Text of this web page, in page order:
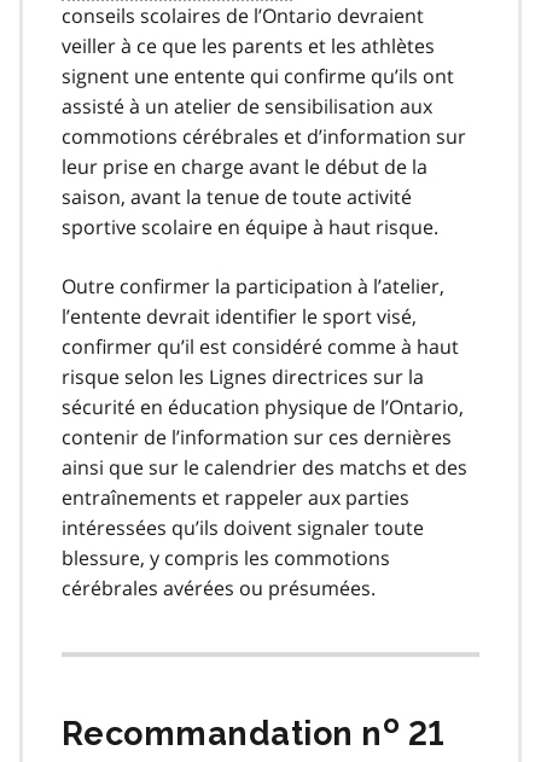
conseils scolaires de l’Ontario devraient
veiller à ce que les parents et les athlètes
signent une entente qui confirme qu’ils ont
assisté à un atelier de sensibilisation aux
commotions cérébrales et d’information sur
leur prise en charge avant le début de la
saison, avant la tenue de toute activité
sportive scolaire en équipe à haut risque.
Outre confirmer la participation à l’atelier,
l’entente devrait identifier le sport visé,
confirmer qu’il est considéré comme à haut
risque selon les Lignes directrices sur la
sécurité en éducation physique de l’Ontario,
contenir de l’information sur ces dernières
ainsi que sur le calendrier des matchs et des
entraînements et rappeler aux parties
intéressées qu’ils doivent signaler toute
blessure, y compris les commotions
cérébrales avérées ou présumées.
Recommandation no 21